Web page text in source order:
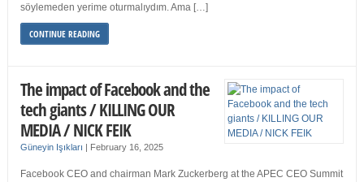
söylemeden yerime oturmalıydım. Ama […]
CONTINUE READING
The impact of Facebook and the
tech giants / KILLING OUR
MEDIA / NICK FEIK
Güneyin Işıkları | February 16, 2025
Facebook CEO and chairman Mark Zuckerberg at the APEC CEO Summit